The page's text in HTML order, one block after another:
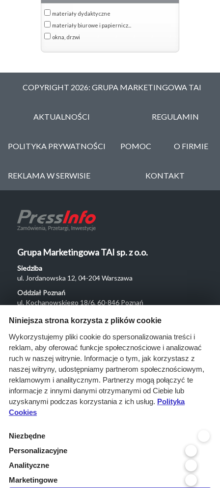
materiały dydaktyczne
materiały biurowe i papiernicz...
okna, drzwi
COPYRIGHT 2026: GRUPA MARKETINGOWA TAI
AKTUALNOŚCI REGULAMIN
POLITYKA PRYWATNOŚCI POMOC O FIRMIE
REKLAMA W SERWISIE KONTAKT
Grupa Marketingowa TAI sp. z o.o.
Siedziba
ul. Jordanowska 12, 04-204 Warszawa
Oddział Poznań
ul. Kochanowskiego 18/6, 60-846 Poznań
Menu
O nas
Rozwiązania
Monitoring
przetargów
Raporty
przetargowe
Kontakt
Kontakt
Infolinia 800 800 707
Niniejsza strona korzysta z plików cookie
Wykorzystujemy pliki cookie do spersonalizowania treści i
reklam, aby oferować funkcje społecznościowe i analizować
ruch w naszej witrynie. Informacje o tym, jak korzystasz z
naszej witryny, udostępniamy partnerom społecznościowym,
reklamowym i analitycznym. Partnerzy mogą połączyć te
informacje z innymi danymi otrzymanymi od Ciebie lub
uzyskanymi podczas korzystania z ich usług. Polityka
Cookies
Niezbędne
Personalizacyjne
Analityczne
Marketingowe